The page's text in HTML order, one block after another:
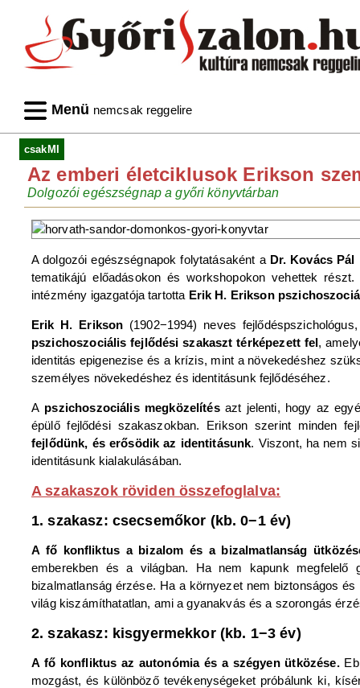
Menü nemcsak reggelire
csakMI
Az emberi életciklusok Erikson
Dolgozói egészségnap a győri könyvtárban
A dolgozói egészségnapok folytatásaként a Dr. Kovács
tematikájú előadásokon és workshopokon vehettek
intézmény igazgatója tartotta Erik H. Erikson
Erik H. Erikson (1902−1994) neves
pszichoszociális fejlődési szakaszt térképezett fel,
identitás epigenezise és a krízis, mint a növekedéshez
személyes növekedéshez és identitásunk fejlődéséhez.
A pszichoszociális megközelítésazt jelenti, hogy az
épülő fejlődési szakaszokban. Erikson szerint minden
fejlődünk, és erősödik az identitásunk. Viszont, ha nem
identitásunk kialakulásában.
A szakaszok röviden összefoglalva:
1. szakasz: csecsemőkor (kb. 0−1 év)
A fő konfliktus a bizalom és a bizalmatlanság
emberekben és a világban. Ha nem kapunk megfelelő
bizalmatlanság érzése. Ha a környezet nem biztonságos
világ kiszámíthatatlan, ami a gyanakvás és a szorongás
2. szakasz: kisgyermekkor (kb. 1−3 év)
A fő konfliktus az autonómia és a szégyen ütközése.
mozgást, és különböző tevékenységeket próbálunk ki,